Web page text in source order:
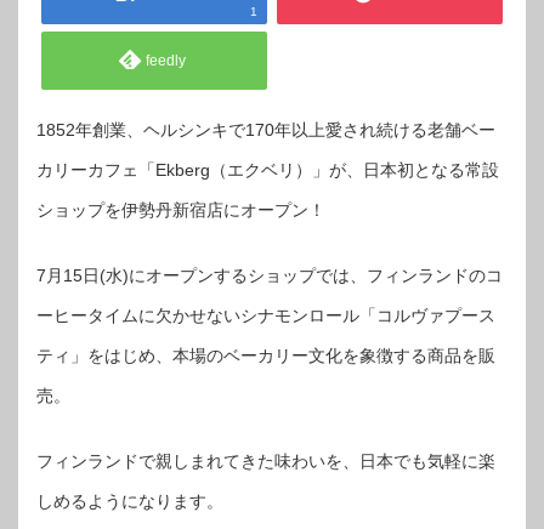
1
feedly
1852年創業、ヘルシンキで170年以上愛され続ける老舗ベー
カリーカフェ「Ekberg（エクベリ）」が、日本初となる常設
ショップを伊勢丹新宿店にオープン！
7月15日(水)にオープンするショップでは、フィンランドのコ
ーヒータイムに欠かせないシナモンロール「コルヴァプース
ティ」をはじめ、本場のベーカリー文化を象徴する商品を販
売。
フィンランドで親しまれてきた味わいを、日本でも気軽に楽
しめるようになります。